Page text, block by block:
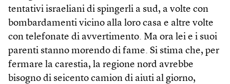
tentativi israeliani di spingerli a sud, a volte con
bombardamenti vicino alla loro casa e altre volte
con telefonate di avvertimento. Ma ora lei e i suoi
parenti stanno morendo di fame. Si stima che, per
fermare la carestia, la regione nord avrebbe
bisogno di seicento camion di aiuti al giorno,